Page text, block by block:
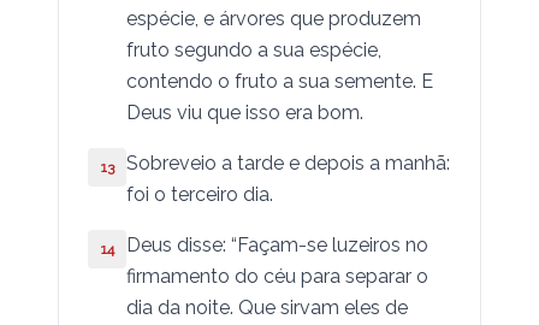
São Mateus
São Marcos
São João
Atos dos Apóstolos
espécie, e árvores que produzem
fruto segundo a sua espécie,
contendo o fruto a sua semente. E
Deus viu que isso era bom.
13
Sobreveio a tarde e depois a manhã:
foi o terceiro dia.
14
Deus disse: “Façam-se luzeiros no
firmamento do céu para separar o
dia da noite. Que sirvam eles de